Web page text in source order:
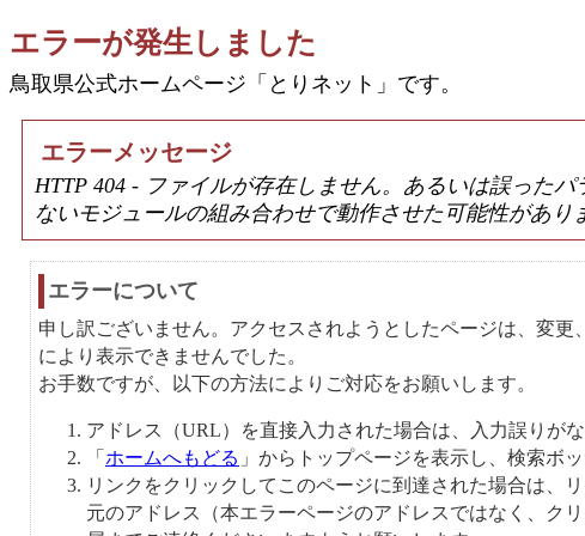
エラーが発生しました
鳥取県公式ホームページ「とりネット」です。
エラーメッセージ
HTTP 404 - ファイルが存在しません。あるいは誤った
ないモジュールの組み合わせで動作させた可能性があり
エラーについて
申し訳ございません。アクセスされようとしたページは、変更
により表示できませんでした。
お手数ですが、以下の方法によりご対応をお願いします。
アドレス（URL）を直接入力された場合は、入力誤りが
「 ホームへもどる 」からトップページを表示し、検索ボ
リンクをクリックしてこのページに到達された場合は、
元のアドレス（本エラーページのアドレスではなく、ク